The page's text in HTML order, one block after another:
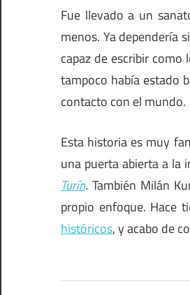
Fue llevado a un
menos. Ya dependería
capaz de escribir
tampoco había estado
contacto con el mundo.
Esta historia es muy
una puerta abierta a la
Turín. También Milán
propio enfoque. Hace
históricos, y acabo de